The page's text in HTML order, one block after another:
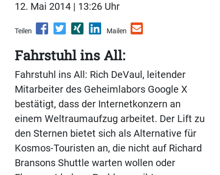
12. Mai 2014 | 13:26 Uhr
Teilen Mailen
Fahrstuhl ins All:
Fahrstuhl ins All: Rich DeVaul, leitender
Mitarbeiter des Geheimlabors Google X
bestätigt, dass der Internetkonzern an
einem Weltraumaufzug arbeitet. Der Lift zu
den Sternen bietet sich als Alternative für
Kosmos-Touristen an, die nicht auf Richard
Bransons Shuttle warten wollen oder